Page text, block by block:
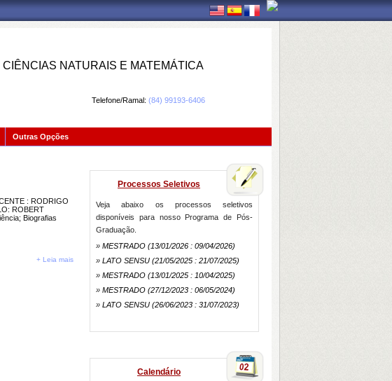
NATURAIS E MATEMÁTICA
Telefone/Ramal: (84) 99193-6406
Outras Opções
: RODRIGO
ROBERT
Biografias
+ Leia mais
Processos Seletivos
Veja abaixo os processos seletivos
disponíveis para nosso Programa de Pós-
Graduação.
» MESTRADO (13/01/2026 : 09/04/2026)
» LATO SENSU (21/05/2025 : 21/07/2025)
» MESTRADO (13/01/2025 : 10/04/2025)
» MESTRADO (27/12/2023 : 06/05/2024)
» LATO SENSU (26/06/2023 : 31/07/2023)
Calendário